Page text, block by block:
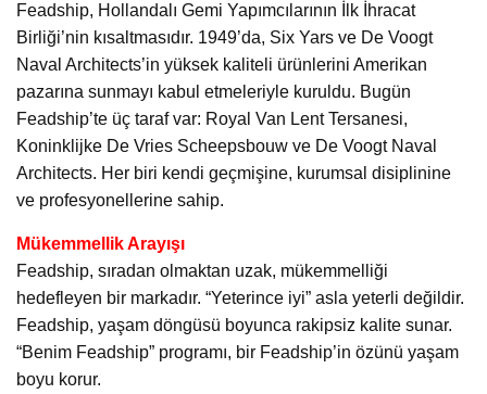
Feadship, Hollandalı Gemi Yapımcılarının İlk İhracat
Birliği’nin kısaltmasıdır. 1949’da, Six Yars ve De Voogt
Naval Architects’in yüksek kaliteli ürünlerini Amerikan
pazarına sunmayı kabul etmeleriyle kuruldu. Bugün
Feadship’te üç taraf var: Royal Van Lent Tersanesi,
Koninklijke De Vries Scheepsbouw ve De Voogt Naval
Architects. Her biri kendi geçmişine, kurumsal disiplinine
ve profesyonellerine sahip.
Mükemmellik Arayışı
Feadship, sıradan olmaktan uzak, mükemmelliği
hedefleyen bir markadır. “Yeterince iyi” asla yeterli değildir.
Feadship, yaşam döngüsü boyunca rakipsiz kalite sunar.
“Benim Feadship” programı, bir Feadship’in özünü yaşam
boyu korur.